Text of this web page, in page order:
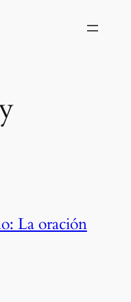
La oración